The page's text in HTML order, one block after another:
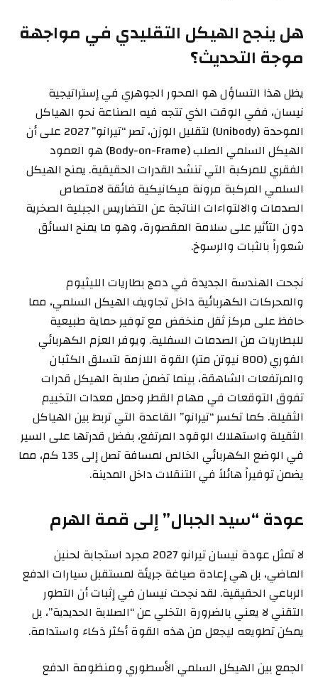
هل ينجح الهيكل التقليدي في مواجهة
موجة التحديث؟
يظل هذا التساؤل هو المحور الجوهري في إستراتيجية
نيسان، ففي الوقت الذي تتجه فيه الصناعة نحو الهياكل
الموحدة (Unibody) لتقليل الوزن، تصر “تيرانو” 2027 على أن
الهيكل السلمي الصلب (Body-on-Frame) هو العمود
الفقري للمركبة التي تنشد القدرات الحقيقية. يمنح الهيكل
السلمي المركبة مرونة ميكانيكية فائقة لامتصاص
الصدمات والالتواءات الناتجة عن التضاريس الجبلية الصخرية
دون التأثير على سلامة المقصورة، وهو ما يمنح السائق
شعوراً بالثبات والرسوخ.
نجحت الهندسة الجديدة في دمج بطاريات الليثيوم
والمحركات الكهربائية داخل تجاويف الهيكل السلمي، مما
حافظ على مركز ثقل منخفض مع توفير حماية طبيعية
للبطاريات من الصدمات السفلية. ويوفر العزم الكهربائي
الفوري (800 نيوتن متر) القوة اللازمة لتسلق الكثبان
والمرتفعات الشاهقة، بينما تضمن صلابة الهيكل قدرات
تفوق التوقعات في مهام القطر وحمل معدات التخييم
الثقيلة. كما تكسر “تيرانو” القاعدة التي تربط بين الهياكل
الثقيلة واستهلاك الوقود المرتفع، بفضل قدرتها على السير
في الوضع الكهربائي الخالص لمسافة تصل إلى 135 كم، مما
يضمن توفيراً هائلاً في التنقلات داخل المدينة.
عودة “سيد الجبال” إلى قمة الهرم
لا تمثل عودة نيسان تيرانو 2027 مجرد استجابة لحنين
الماضي، بل هي إعادة صياغة جريئة لمستقبل سيارات الدفع
الرباعي الحقيقية. لقد نجحت نيسان في إثبات أن التطور
التقني لا يعني بالضرورة التخلي عن “الصلابة الحديدية”، بل
يمكن تطويعه ليجعل من هذه القوة أكثر ذكاء واستدامة.
الجمع بين الهيكل السلمي الأسطوري ومنظومة الدفع